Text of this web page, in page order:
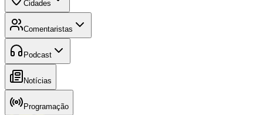
Cidades
Comentaristas
Podcast
Notícias
Programação